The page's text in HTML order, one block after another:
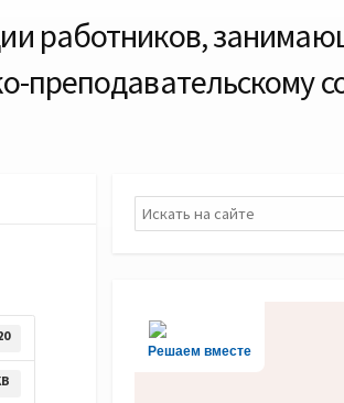
работников,
преподавательскому
Поиск
Решаем вместе